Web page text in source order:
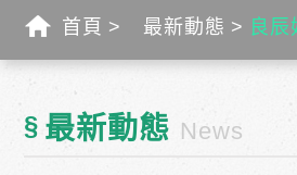
首頁 最新動態 良
§ 最新動態 News